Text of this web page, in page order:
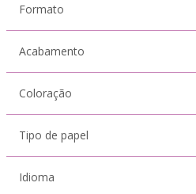
Formato
Acabamento
Coloração
Tipo de papel
Idioma